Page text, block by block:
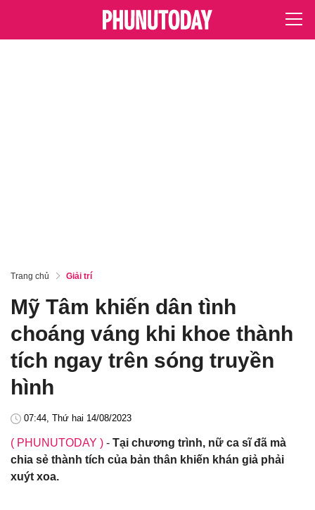
Trang chủ Giải trí
Mỹ Tâm khiến dân tình
choáng váng khi khoe thành
tích ngay trên sóng truyền
hình
07:44, Thứ hai 14/08/2023
( PHUNUTODAY ) - Tại chương trình, nữ ca sĩ đã mà
chia sẻ thành tích của bản thân khiến khán giả phải
xuýt xoa.